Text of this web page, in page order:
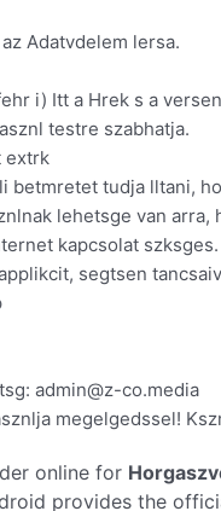
Adatvdelem lersa.
i) Itt a Hrek s a
testre szabhatja.
extrk
betmretet tudja lltani,
lehetsge van
kapcsolat szksges.
segtsen
admin@z-co.media
megelgedssel!
online for
provides the